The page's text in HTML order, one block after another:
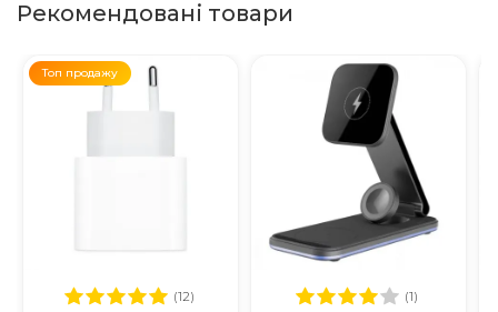
Рекомендовані товари
Топ продажу
(12) (1)